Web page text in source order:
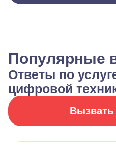
Популярные
Ответы по
цифровой
Вызвать